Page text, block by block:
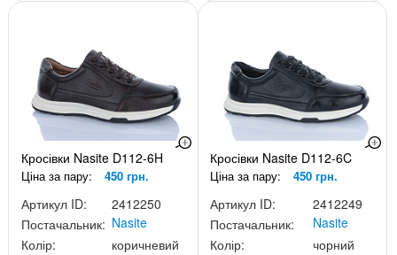
Кросівки Nasite D112-6H
Ціна за пару: 450 грн.
Артикул ID:
2412250
Постачальник: Nasite
Колір:
коричневий
Кросівки Nasite D112-6C
Ціна за пару: 450 грн.
Артикул ID:
2412249
Постачальник:
Nasite
Колір:
чорний